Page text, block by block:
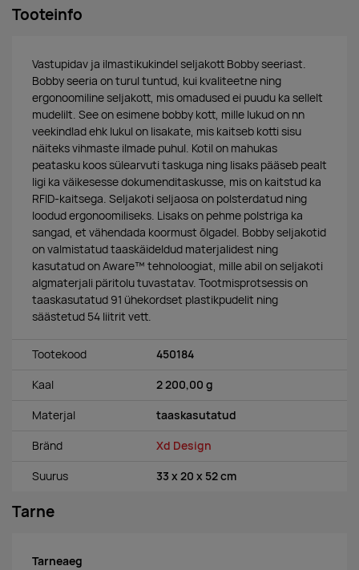
Tooteinfo
Vastupidav ja ilmastikukindel seljakott Bobby seeriast.
Bobby seeria on turul tuntud, kui kvaliteetne ning
ergonoomiline seljakott, mis omadused ei puudu ka sellelt
mudelilt. See on esimene bobby kott, mille lukud on nn
veekindlad ehk lukul on lisakate, mis kaitseb kotti sisu
näiteks vihmaste ilmade puhul. Kotil on mahukas
peatasku koos sülearvuti taskuga ning lisaks pääseb pealt
ligi ka väikesesse dokumenditaskusse, mis on kaitstud ka
RFID-kaitsega. Seljakoti seljaosa on polsterdatud ning
loodud ergonoomiliseks. Lisaks on pehme polstriga ka
sangad, et vähendada koormust õlgadel. Bobby seljakotid
on valmistatud taaskäideldud materjalidest ning
kasutatud on Aware™ tehnoloogiat, mille abil on seljakoti
algmaterjali päritolu tuvastatav. Tootmisprotsessis on
taaskasutatud 91 ühekordset plastikpudelit ning
säästetud 54 liitrit vett.
Tootekood 450184
Kaal 2 200,00 g
Materjal taaskasutatud
Bränd Xd Design
Suurus 33 x 20 x 52 cm
Tarne
Tarneaeg